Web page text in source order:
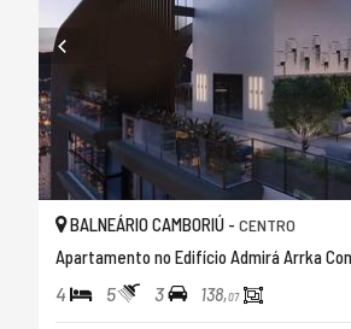
BALNEÁRIO CAMBORIÚ - CENTRO
Apartamento no Edifício Admirá Arrka
4 5 3 138,07